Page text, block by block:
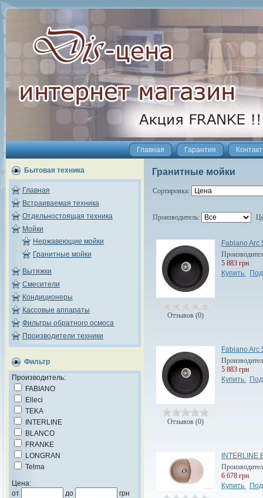
Главная Гарантия
Бытовая техника
Главная
Встраиваемая техника
Отдельностоящая техника
Мойки
Нержавеющие мойки
Гранитные мойки
Вытяжки
Смесители
Кондиционеры
Кассовые аппараты
Фильтры обратного осмоса
Производители техники
Фильтр
Производитель:
FABIANO
Elleci
TEKA
INTERLINE
BLANCO
FRANKE
LONGRAN
Telma
Цена:
от
до грн
Гранитные мойки
Сортировка:
Производитель:
Отзывов (0)
Fabiano
5 883 грн
Купить
Отзывов (0)
Fabiano
5 883 грн
Купить
INTERLINE
6 678 грн
Купить